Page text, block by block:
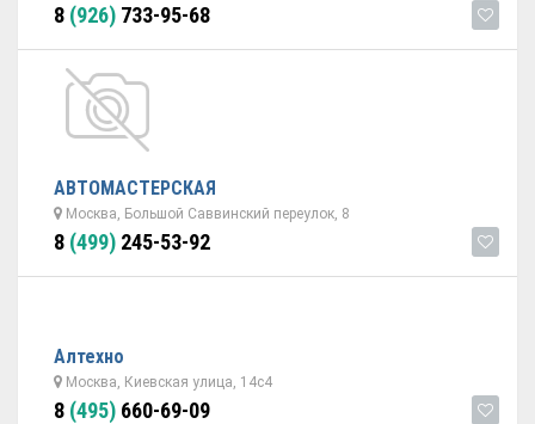
8 (926) 733-95-68
АВТОМАСТЕРСКАЯ
Москва, Большой Саввинский переулок, 8
8 (499) 245-53-92
Алтехно
Москва, Киевская улица, 14с4
8 (495) 660-69-09